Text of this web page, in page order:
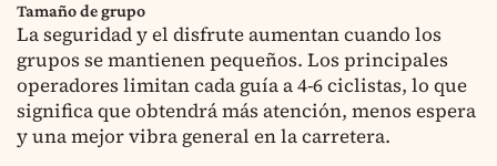
Tamaño de grupo
La seguridad y el disfrute aumentan cuando los
grupos se mantienen pequeños. Los principales
operadores limitan cada guía a 4-6 ciclistas, lo que
significa que obtendrá más atención, menos espera
y una mejor vibra general en la carretera.